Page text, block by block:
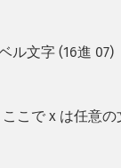
ル文字 (16進 07)
こで x は任意の